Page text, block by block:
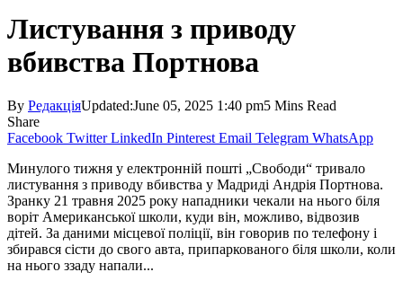
Листування з приводу
вбивства Портнова
By РедакціяUpdated:June 05, 2025 1:40 pm5 Mins Read
Share
Facebook Twitter LinkedIn Pinterest Email Telegram WhatsApp
Минулого тижня у електронній пошті „Свободи“ тривало
листування з приводу вбивства у Мадриді Андрія Портнова.
Зранку 21 травня 2025 року нападники чекали на нього біля
воріт Американської школи, куди він, можливо, відвозив
дітей. За даними місцевої поліції, він говорив по телефону і
збирався сісти до свого авта, припаркованого біля школи, коли
на нього ззаду напали...